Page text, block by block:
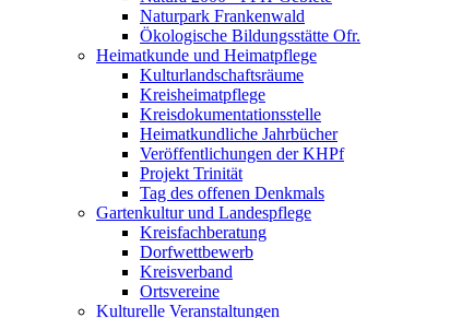
Naturpark Frankenwald
Ökologische Bildungsstätte Ofr.
Heimatkunde und Heimatpflege
Kulturlandschaftsräume
Kreisheimatpflege
Kreisdokumentationsstelle
Heimatkundliche Jahrbücher
Veröffentlichungen der KHPf
Projekt Trinität
Tag des offenen Denkmals
Gartenkultur und Landespflege
Kreisfachberatung
Dorfwettbewerb
Kreisverband
Ortsvereine
Kulturelle Veranstaltungen